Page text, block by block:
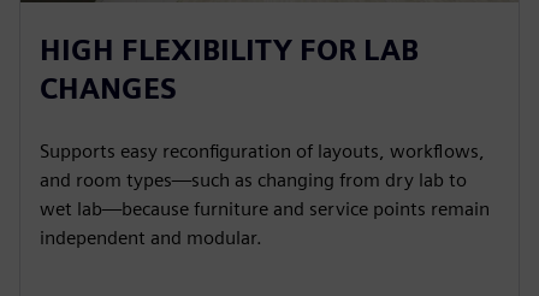
HIGH FLEXIBILITY FOR LAB
CHANGES
Supports easy reconfiguration of layouts, workflows,
and room types—such as changing from dry lab to
wet lab—because furniture and service points remain
independent and modular.